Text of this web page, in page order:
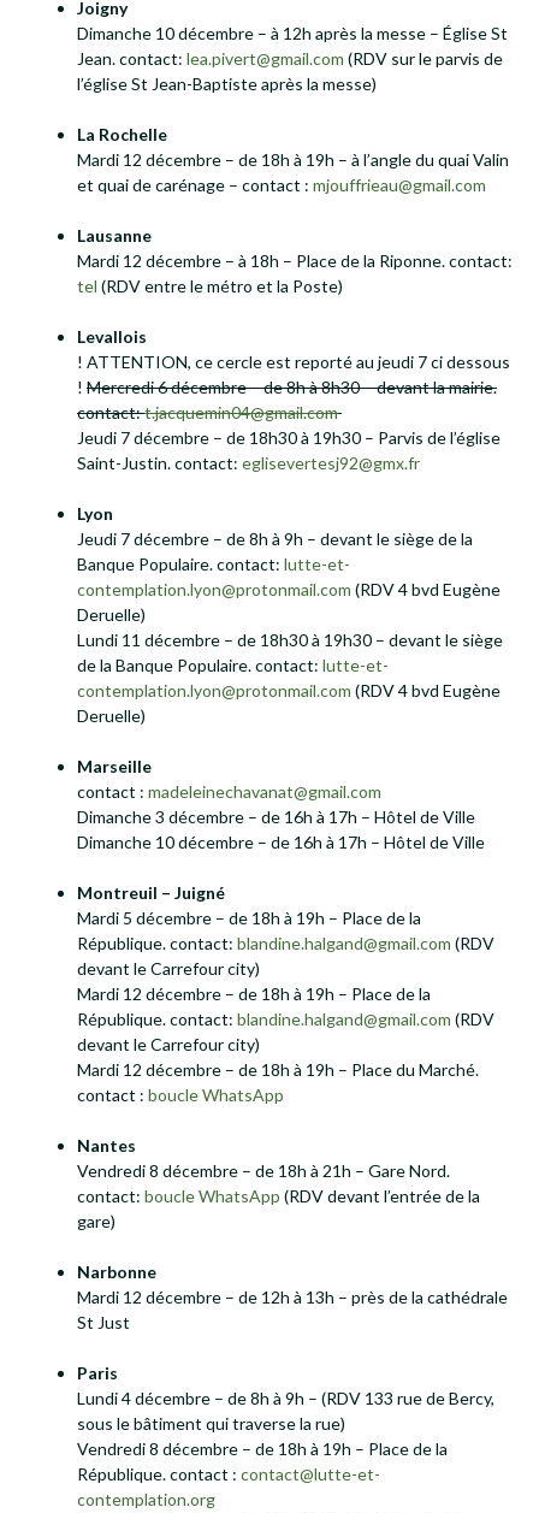
Joigny
Dimanche 10 décembre – à 12h après la messe – Église St
Jean. contact: lea.pivert@gmail.com (RDV sur le parvis de
l’église St Jean-Baptiste après la messe)
La Rochelle
Mardi 12 décembre – de 18h à 19h – à l’angle du quai Valin
et quai de carénage – contact : mjouffrieau@gmail.com
Lausanne
Mardi 12 décembre – à 18h – Place de la Riponne. contact:
tel (RDV entre le métro et la Poste)
Levallois
! ATTENTION, ce cercle est reporté au jeudi 7 ci dessous
! Mercredi 6 décembre – de 8h à 8h30 – devant la mairie.
contact:t.jacquemin04@gmail.com
Jeudi 7 décembre – de 18h30 à 19h30 – Parvis de l’église
Saint-Justin. contact: eglisevertesj92@gmx.fr
Lyon
Jeudi 7 décembre – de 8h à 9h – devant le siège de la
Banque Populaire. contact: lutte-et-
contemplation.lyon@protonmail.com (RDV 4 bvd Eugène
Deruelle)
Lundi 11 décembre – de 18h30 à 19h30 – devant le siège
de la Banque Populaire. contact: lutte-et-
contemplation.lyon@protonmail.com (RDV 4 bvd Eugène
Deruelle)
Marseille
contact : madeleinechavanat@gmail.com
Dimanche 3 décembre – de 16h à 17h – Hôtel de Ville
Dimanche 10 décembre – de 16h à 17h – Hôtel de Ville
Montreuil – Juigné
Mardi 5 décembre – de 18h à 19h – Place de la
République. contact: blandine.halgand@gmail.com (RDV
devant le Carrefour city)
Mardi 12 décembre – de 18h à 19h – Place de la
République. contact: blandine.halgand@gmail.com (RDV
devant le Carrefour city)
Mardi 12 décembre – de 18h à 19h – Place du Marché.
contact : boucle WhatsApp
Nantes
Vendredi 8 décembre – de 18h à 21h – Gare Nord.
contact: boucle WhatsApp (RDV devant l’entrée de la
gare)
Narbonne
Mardi 12 décembre – de 12h à 13h – près de la cathédrale
St Just
Paris
Lundi 4 décembre – de 8h à 9h – (RDV 133 rue de Bercy,
sous le bâtiment qui traverse la rue)
Vendredi 8 décembre – de 18h à 19h – Place de la
République. contact : contact@lutte-et-
contemplation.org